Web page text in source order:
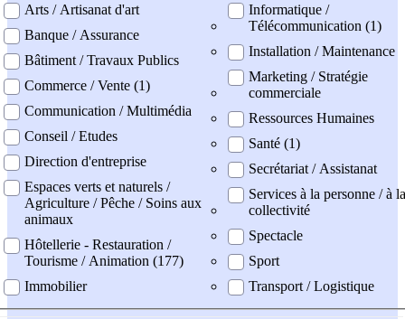
Arts / Artisanat d'art
Banque / Assurance
Bâtiment / Travaux Publics
Commerce / Vente (1)
Communication / Multimédia
Conseil / Etudes
Direction d'entreprise
Espaces verts et naturels /
Agriculture / Pêche / Soins aux
animaux
Hôtellerie - Restauration /
Tourisme / Animation (177)
Immobilier
Informatique /
Télécommunication (1)
Installation / Maintenance
Marketing / Stratégie
commerciale
Ressources Humaines
Santé (1)
Secrétariat / Assistanat
Services à la personne / à la
collectivité
Spectacle
Sport
Transport / Logistique